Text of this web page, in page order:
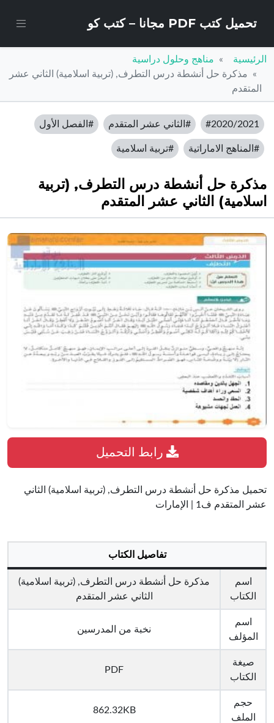
تحميل كتب PDF مجانا – كتب كو
الرئيسية
مناهج وحلول دراسية
مذكرة حل أنشطة درس التطرف, (تربية اسلامية) الثاني عشر
المتقدم
#2020/2021 #الثاني عشر المتقدم #الفصل الأول
#المناهج الاماراتية #تربية اسلامية
مذكرة حل أنشطة درس التطرف, (تربية
اسلامية) الثاني عشر المتقدم
تحميل مذكرة حل أنشطة درس التطرف, (تربية اسلامية) الثاني
عشر المتقدم ف1 | الإمارات
تفاصيل الكتاب
اسم
الكتاب
مذكرة حل أنشطة درس التطرف, (تربية اسلامية)
الثاني عشر المتقدم
اسم
المؤلف
نخبة من المدرسين
صيغة
الكتاب
PDF
حجم
الملف
862.32KB